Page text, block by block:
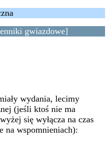
gwiazdowe]
wydania, lecimy
(jeśli ktoś nie ma
się wyłącza na czas
na wspomnieniach):